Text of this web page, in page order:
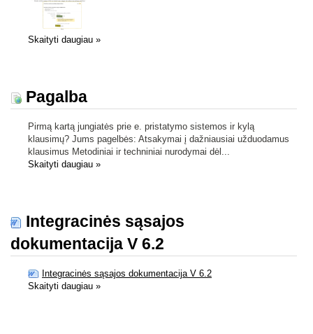
Skaityti daugiau »
Pagalba
Pirmą kartą jungiatės prie e. pristatymo sistemos ir kylą
klausimų? Jums pagelbės: Atsakymai į dažniausiai užduodamus
klausimus Metodiniai ir techniniai nurodymai dėl...
Skaityti daugiau »
Integracinės sąsajos
dokumentacija V 6.2
Integracinės sąsajos dokumentacija V 6.2
Skaityti daugiau »